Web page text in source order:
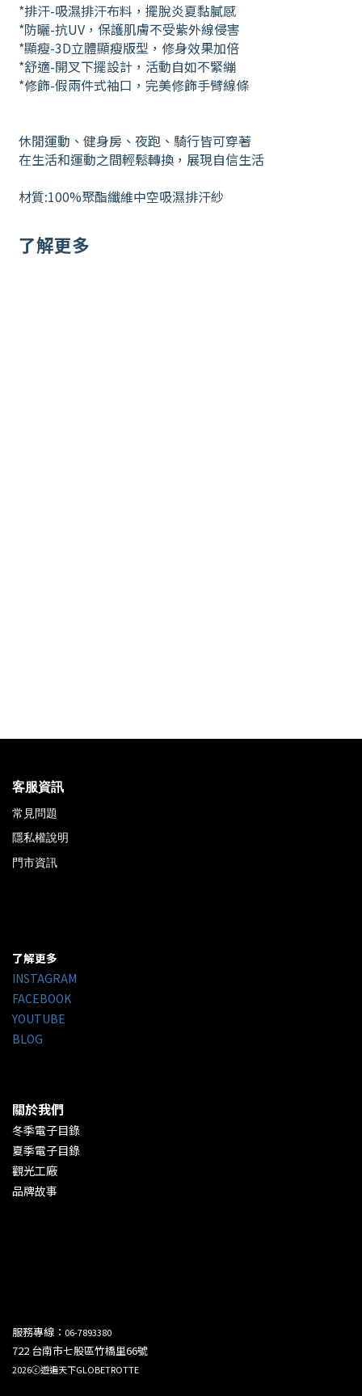
*排汗-吸濕排汗布料，擺脫炎夏黏膩感
*防曬-抗UV，保護肌膚不受紫外線侵害
*顯瘦-3D立體顯瘦版型，修身效果加倍
*舒適-開叉下擺設計，活動自如不緊繃
*修飾-假兩件式袖口，完美修飾手臂線條
休閒運動、健身房、夜跑、騎行皆可穿著
在生活和運動之間輕鬆轉換，展現自信生活
材質:100%聚酯纖維中空吸濕排汗紗
了解更多
客服資訊
常見問題
隱私權說明
門市資訊
了解更多
INSTAGRAM
FACEBOOK
YOUTUBE
BLOG
關於我們
冬季電子目錄
夏季電子目錄
觀光工廠
品牌故事
服務專線： 06-7893380
722 台南市七股區竹橋里66號
2026ⓒ遊遍天下GLOBETROTTE